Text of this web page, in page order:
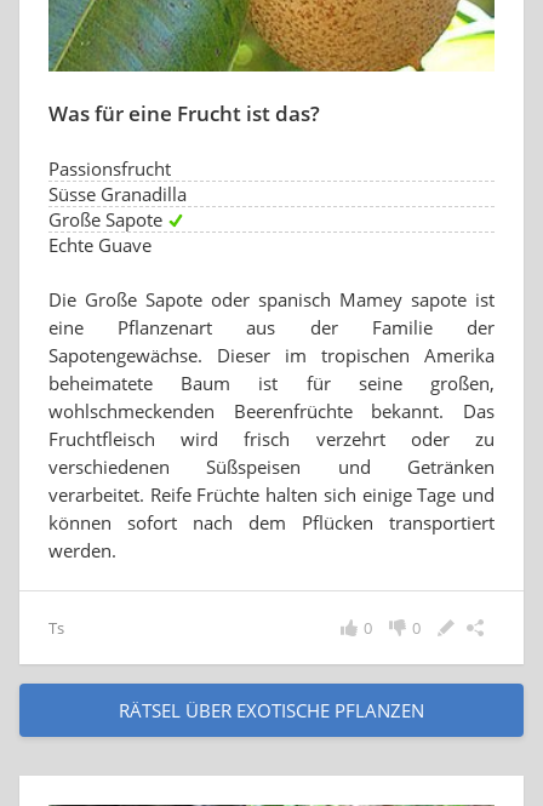
Was für eine Frucht ist das?
Passionsfrucht
Süsse Granadilla
Große Sapote
Echte Guave
Die Große Sapote oder spanisch Mamey sapote ist
eine Pflanzenart aus der Familie der
Sapotengewächse. Dieser im tropischen Amerika
beheimatete Baum ist für seine großen,
wohlschmeckenden Beerenfrüchte bekannt. Das
Fruchtfleisch wird frisch verzehrt oder zu
verschiedenen Süßspeisen und Getränken
verarbeitet. Reife Früchte halten sich einige Tage und
können sofort nach dem Pflücken transportiert
werden.
Ts 0
0
RÄTSEL ÜBER EXOTISCHE PFLANZEN